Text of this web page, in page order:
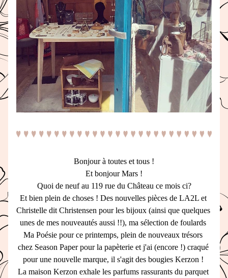
Bonjour à toutes et tous !
Et bonjour Mars !
Quoi de neuf au 119 rue du Château ce mois ci?
Et bien plein de choses ! Des nouvelles pièces de LA2L et
Christelle dit Christensen pour les bijoux (ainsi que quelques
unes de mes nouveautés aussi !!), ma sélection de foulards
Ma Poésie pour ce printemps, plein de nouveaux trésors
chez Season Paper pour la papèterie et j'ai (encore !) craqué
pour une nouvelle marque, il s'agit des bougies Kerzon !
La maison Kerzon exhale les parfums rassurants du parquet